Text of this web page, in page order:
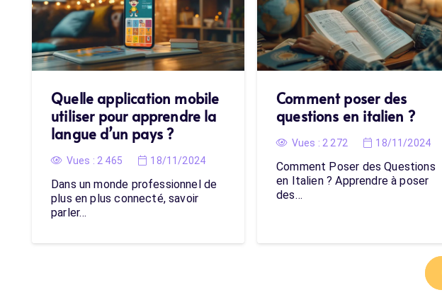
Quelle application mobile
utiliser pour apprendre la
langue d’un pays ?
Vues : 2 465 18/11/2024
Dans un monde professionnel de
plus en plus connecté, savoir
parler…
Comment poser des
questions en italien ?
Vues : 2 272 18/11/2024
Comment Poser des Questions
en Italien ? Apprendre à poser
des…